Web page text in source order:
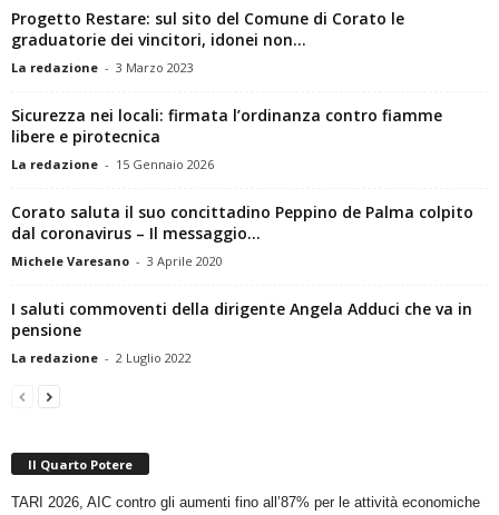
Progetto Restare: sul sito del Comune di Corato le
graduatorie dei vincitori, idonei non...
La redazione - 3 Marzo 2023
Sicurezza nei locali: firmata l’ordinanza contro fiamme
libere e pirotecnica
La redazione - 15 Gennaio 2026
Corato saluta il suo concittadino Peppino de Palma colpito
dal coronavirus – Il messaggio...
Michele Varesano - 3 Aprile 2020
I saluti commoventi della dirigente Angela Adduci che va in
pensione
La redazione - 2 Luglio 2022
Il Quarto Potere
TARI 2026, AIC contro gli aumenti fino all’87% per le attività economiche